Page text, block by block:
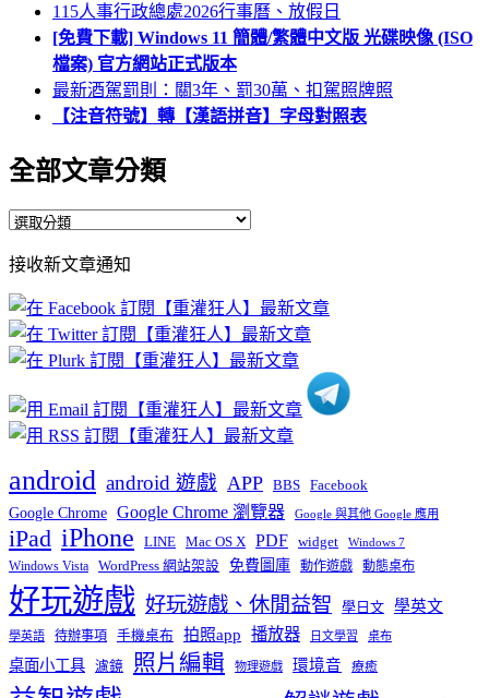
115人事行政總處2026行事曆、放假日
[免費下載] Windows 11 簡體/繁體中文版 光碟映像 (ISO
檔案) 官方網站正式版本
最新酒駕罰則：關3年、罰30萬、扣駕照牌照
【注音符號】轉【漢語拼音】字母對照表
全部文章分類
全
文
章
分
類
接收新文章通知
android android 遊戲 APP BBS Facebook
Google Chrome Google Chrome 瀏覽器 Google 與其他 Google 應用
iPad iPhone LINE Mac OS X PDF widget Windows 7
Windows Vista WordPress 網站架設 免費圖庫 動作遊戲 動態桌布
好玩遊戲 好玩遊戲、休閒益智 學日文 學英文
學英語 待辦事項 手機桌布 拍照app 播放器 日文學習 桌布
桌面小工具 濾鏡 照片編輯 物理遊戲 環境音 療癒